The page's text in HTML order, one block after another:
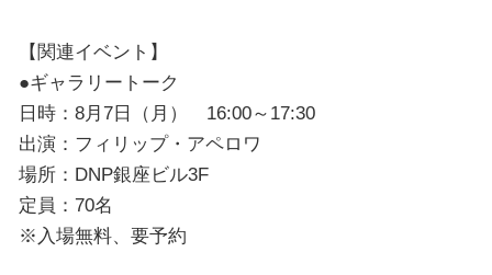
【関連イベント】
●ギャラリートーク
日時：8月7日（月） 16:00～17:30
出演：フィリップ・アペロワ
場所：DNP銀座ビル3F
定員：70名
※入場無料、要予約